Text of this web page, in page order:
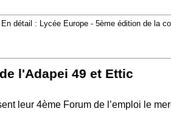
En détail : Lycée Europe - 5ème édition de la
l'Adapei 49 et Ettic
leur 4ème Forum de l’emploi le